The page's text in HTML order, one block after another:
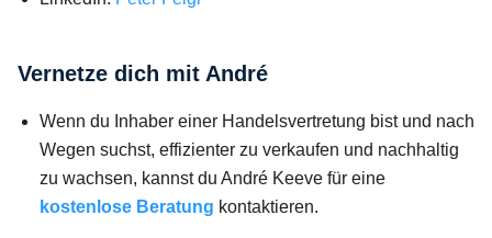
Vernetze dich mit André
Wenn du Inhaber einer Handelsvertretung bist und nach
Wegen suchst, effizienter zu verkaufen und nachhaltig
zu wachsen, kannst du André Keeve für eine
kostenlose Beratung kontaktieren.